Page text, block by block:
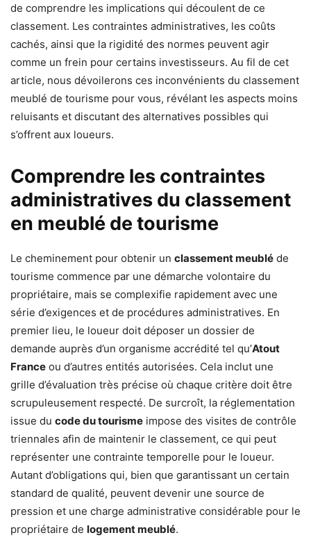
de comprendre les implications qui découlent de ce
classement. Les contraintes administratives, les coûts
cachés, ainsi que la rigidité des normes peuvent agir
comme un frein pour certains investisseurs. Au fil de cet
article, nous dévoilerons ces inconvénients du classement
meublé de tourisme pour vous, révélant les aspects moins
reluisants et discutant des alternatives possibles qui
s’offrent aux loueurs.
Comprendre les contraintes
administratives du classement
en meublé de tourisme
Le cheminement pour obtenir un classement meublé de
tourisme commence par une démarche volontaire du
propriétaire, mais se complexifie rapidement avec une
série d’exigences et de procédures administratives. En
premier lieu, le loueur doit déposer un dossier de
demande auprès d’un organisme accrédité tel qu’Atout
France ou d’autres entités autorisées. Cela inclut une
grille d’évaluation très précise où chaque critère doit être
scrupuleusement respecté. De surcroît, la réglementation
issue du code du tourisme impose des visites de contrôle
triennales afin de maintenir le classement, ce qui peut
représenter une contrainte temporelle pour le loueur.
Autant d’obligations qui, bien que garantissant un certain
standard de qualité, peuvent devenir une source de
pression et une charge administrative considérable pour le
propriétaire de logement meublé.